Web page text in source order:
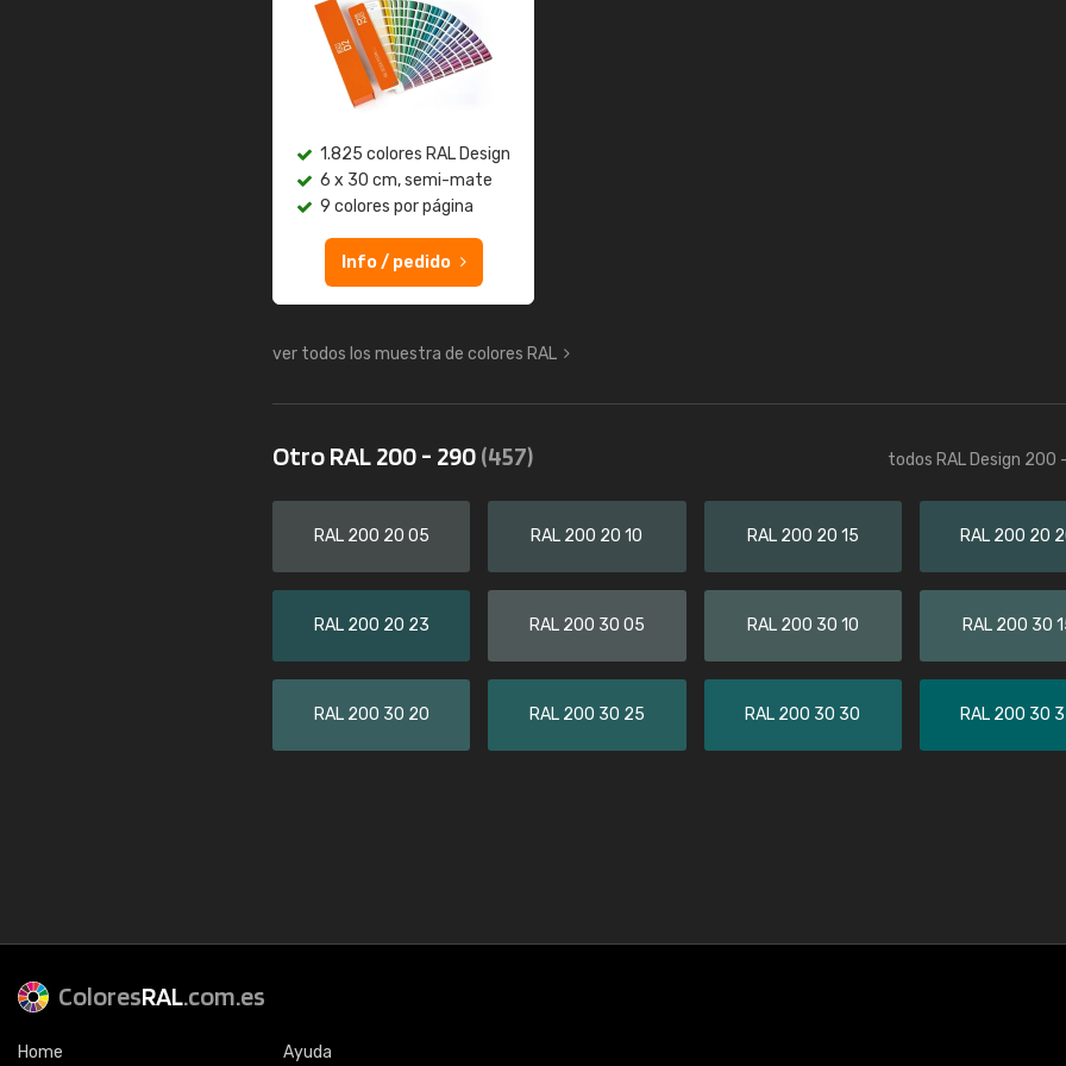
1.825 colores RAL Design
6 x 30 cm, semi-mate
9 colores por página
Info / pedido
ver todos los muestra de colores RAL
Otro RAL 200 - 290(457) todos RAL Design 200
RAL 200 20 05 RAL 200 20 10 RAL 200 20 15 RAL 200 20
RAL 200 20 23 RAL 200 30 05 RAL 200 30 10 RAL 200 30
RAL 200 30 20 RAL 200 30 25 RAL 200 30 30 RAL 200 30
ColoresRAL.com.es
Home Ayuda